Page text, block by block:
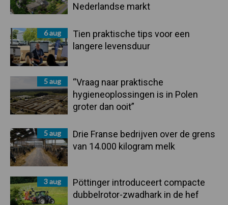
Nederlandse markt
6 aug
Tien praktische tips voor een
langere levensduur
5 aug
“Vraag naar praktische
hygieneoplossingen is in Polen
groter dan ooit”
5 aug
Drie Franse bedrijven over de grens
van 14.000 kilogram melk
3 aug
Pöttinger introduceert compacte
dubbelrotor-zwadhark in de hef